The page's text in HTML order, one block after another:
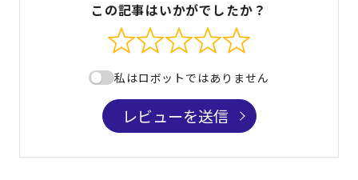
この記事はいかがでしたか？
私はロボットではありません
レビューを送信